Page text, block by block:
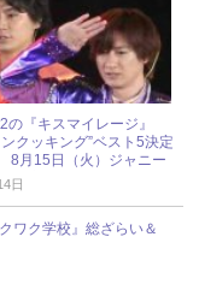
の『キスマイレージ』
クッキング”ベスト5決定
月15日（火）ジャニー
出演情報
日
ワク学校』総ざらい＆